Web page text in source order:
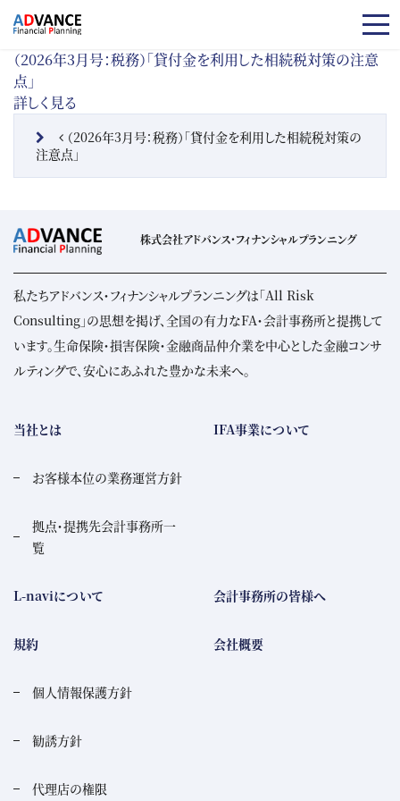
コンテンツへスキップ
（2026年3月号：税務）「貸付金を利用した相続税対策の注意
点」
詳しく見る
投稿ナビゲーション
（2026年3月号：税務）「貸付金を利用した相続税対策の
注意点」
株式会社アドバンス・フィナンシャルプランニング
私たちアドバンス・フィナンシャルプランニングは「All Risk
Consulting」の思想を掲げ、全国の有力なFA・会計事務所と提携して
います。生命保険・損害保険・金融商品仲介業を中心とした金融コンサ
ルティングで、安心にあふれた豊かな未来へ。
当社とは
お客様本位の業務運営方針
拠点・提携先会計事務所一
覧
IFA事業について
L-naviについて 会計事務所の皆様へ
規約
個人情報保護方針
勧誘方針
代理店の権限
会社概要